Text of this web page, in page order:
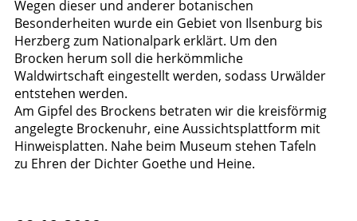
Wegen dieser und anderer botanischen
Besonderheiten wurde ein Gebiet von Ilsenburg bis
Herzberg zum Nationalpark erklärt. Um den
Brocken herum soll die herkömmliche
Waldwirtschaft eingestellt werden, sodass Urwälder
entstehen werden.
Am Gipfel des Brockens betraten wir die kreisförmig
angelegte Brockenuhr, eine Aussichtsplattform mit
Hinweisplatten. Nahe beim Museum stehen Tafeln
zu Ehren der Dichter Goethe und Heine.